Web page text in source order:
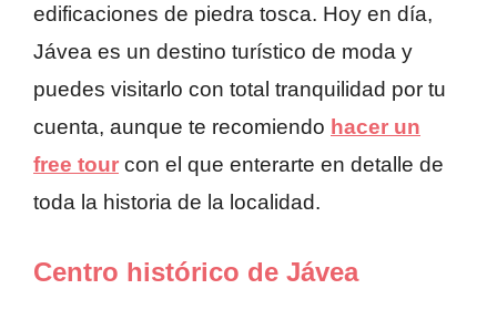
edificaciones de piedra tosca. Hoy en día,
Jávea es un destino turístico de moda y
puedes visitarlo con total tranquilidad por tu
cuenta, aunque te recomiendo hacer un
free tour con el que enterarte en detalle de
toda la historia de la localidad.
Centro histórico de Jávea